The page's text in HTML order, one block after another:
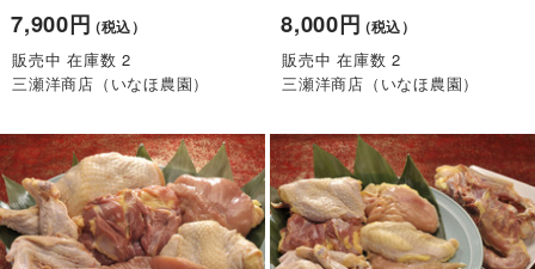
7,900円（税込）
販売中 在庫数 2
三瀬洋商店（いなほ農園）
8,000円（税込）
販売中 在庫数 2
三瀬洋商店（いなほ農園）